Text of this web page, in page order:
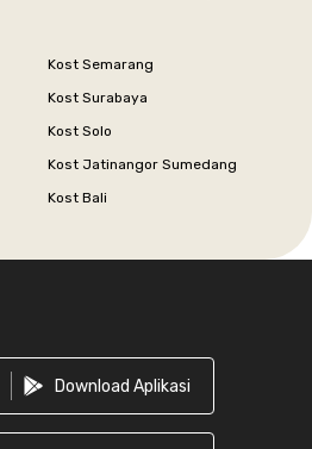
Kost Semarang
Kost Surabaya
Kost Solo
Kost Jatinangor Sumedang
Kost Bali
Download Aplikasi